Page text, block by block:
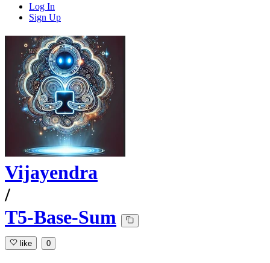
Log In
Sign Up
Vijayendra
/
T5-Base-Sum
like 0